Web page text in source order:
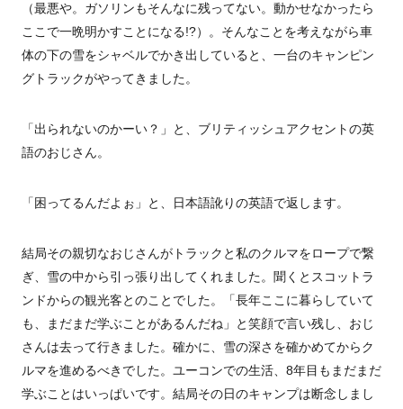
（最悪や。ガソリンもそんなに残ってない。動かせなかったら
ここで一晩明かすことになる!?）。そんなことを考えながら車
体の下の雪をシャベルでかき出していると、一台のキャンピン
グトラックがやってきました。
「出られないのかーい？」と、ブリティッシュアクセントの英
語のおじさん。
「困ってるんだよぉ」と、日本語訛りの英語で返します。
結局その親切なおじさんがトラックと私のクルマをロープで繋
ぎ、雪の中から引っ張り出してくれました。聞くとスコットラ
ンドからの観光客とのことでした。「長年ここに暮らしていて
も、まだまだ学ぶことがあるんだね」と笑顔で言い残し、おじ
さんは去って行きました。確かに、雪の深さを確かめてからク
ルマを進めるべきでした。ユーコンでの生活、8年目もまだまだ
学ぶことはいっぱいです。結局その日のキャンプは断念しまし